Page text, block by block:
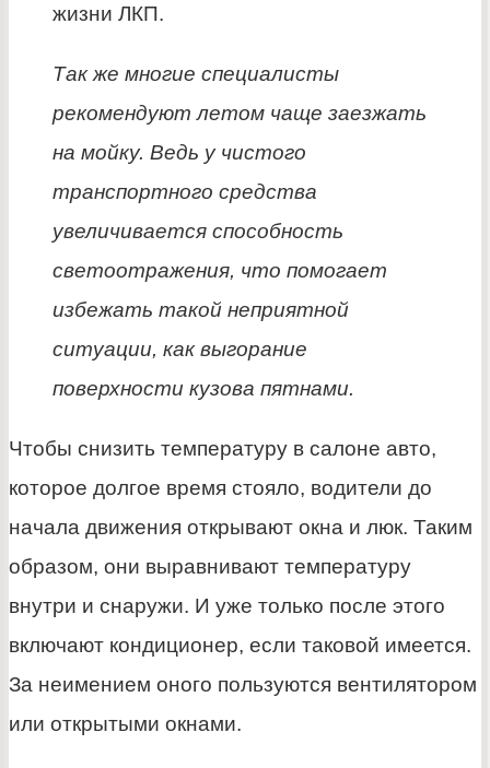
жизни ЛКП.
Так же многие специалисты
рекомендуют летом чаще заезжать
на мойку. Ведь у чистого
транспортного средства
увеличивается способность
светоотражения, что помогает
избежать такой неприятной
ситуации, как выгорание
поверхности кузова пятнами.
Чтобы снизить температуру в салоне авто,
которое долгое время стояло, водители до
начала движения открывают окна и люк. Таким
образом, они выравнивают температуру
внутри и снаружи. И уже только после этого
включают кондиционер, если таковой имеется.
За неимением оного пользуются вентилятором
или открытыми окнами.